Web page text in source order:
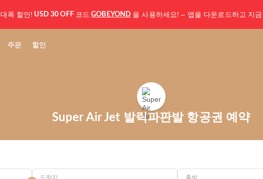
대폭 할인! USD 30 OFF 코드 GOBEYOND 을 사용하세요! – 앱을 다운로드하고 지
주문 할인
Super Air Jet 발릭파판발 항공권 예약